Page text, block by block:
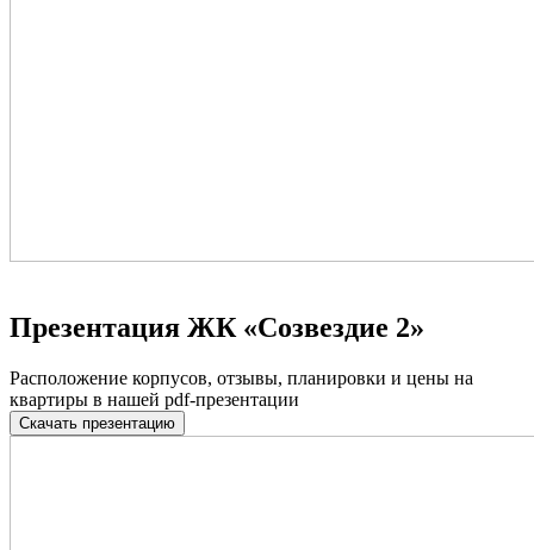
Презентация ЖК «Созвездие 2»
Расположение корпусов, отзывы, планировки и цены на
квартиры в нашей pdf-презентации
Скачать презентацию